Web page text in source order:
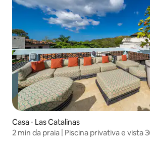
Casa ⋅ Las Catalinas
2 min da praia | Piscina privativa e vista